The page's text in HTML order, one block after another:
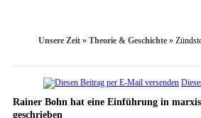
Unsere Zeit » Theorie & Geschichte »
Rainer Bohn hat eine Einführung in
geschrieben